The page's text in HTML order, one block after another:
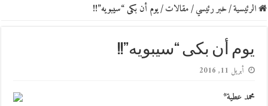
الرئيسية/خبر رئيسي/مقالات/يوم أن بكى “سيبويه”!!
يوم أن بكى “سيبويه”!!
أبريل 11, 2016
محمد عطية*